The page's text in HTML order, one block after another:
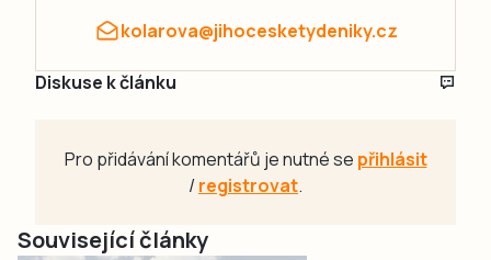
kolarova@jihocesketydeniky.cz
Diskuse k článku
Pro přidávání komentářů je nutné se přihlásit
/registrovat.
Související články